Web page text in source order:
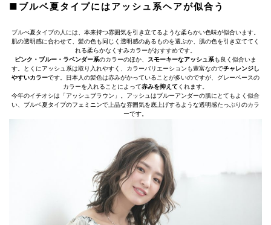
■ブルベ夏タイプにはアッシュ系ヘアが似合う
ブルべ夏タイプの人には、本来持つ雰囲気を引き立てるような柔らかい色味が似合います。
肌の透明感に合わせて、髪の色も同じく透明感のあるものを選ぶか、肌の色を引き立ててく
れる柔らかなくすみカラーがおすすめです。
ピンク・ブルー・ラベンダー系のカラーのほか、 スモーキーなアッシュ系も良く似合いま
す。とくにアッシュ系は取り入れやすく、カラーバリエーションも豊富なのでチャレンジし
やすいカラーです。日本人の髪色は赤みがかっていることが多いのですが、グレーベースの
カラーを入れることによって赤みを抑えてくれます。
今年のイチオシは「アッシュブラウン」。アッシュはブルーアンダーの肌にとてもよく似合
い、ブルベ夏タイプのフェミニンで上品な雰囲気を底上げするような透明感たっぷりのカラ
ーです。